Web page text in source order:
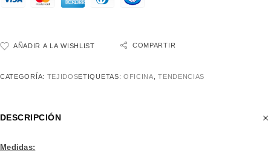
AÑADIR A LA WISHLIST COMPARTIR
CATEGORÍA: TEJIDOSETIQUETAS: OFICINA ,TENDENCIAS
DESCRIPCIÓN
Medidas: